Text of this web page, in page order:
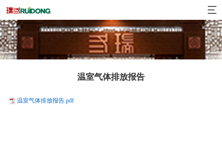
温室气体排放报告
温室气体排放报告.pdf